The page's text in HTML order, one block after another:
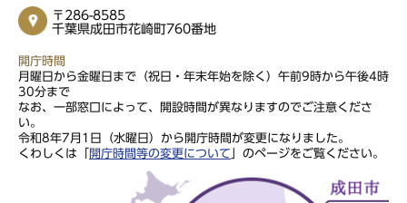
〒286-8585
千葉県成田市花崎町760番地
開庁時間
月曜日から金曜日まで（祝日・年末年始を除く）午前9時から午後4時
30分まで
なお、一部窓口によって、開設時間が異なりますのでご注意くださ
い。
令和8年7月1日（水曜日）から開庁時間が変更になりました。
くわしくは「
開庁時間等の変更について 」のページをご覧ください。